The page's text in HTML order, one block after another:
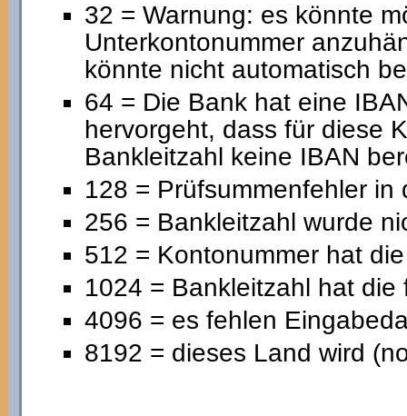
32 = Warnung: es könnte
Unterkontonummer
könnte nicht automatisch
64 = Die Bank hat eine
hervorgeht, dass für diese
Bankleitzahl keine IBAN
128 = Prüfsummenfehler in
256 = Bankleitzahl wurde
512 = Kontonummer hat
1024 = Bankleitzahl hat die
4096 = es fehlen
8192 = dieses Land wird